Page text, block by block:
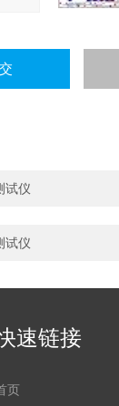
试仪
试仪
速链接
页